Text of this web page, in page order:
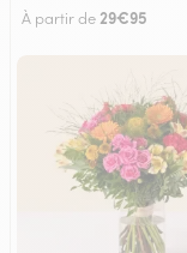
À partir de29€95